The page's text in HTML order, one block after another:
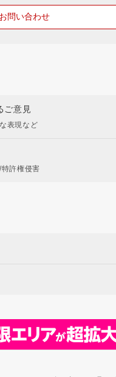
問い合わせ
ご意見
表現など
許権侵害